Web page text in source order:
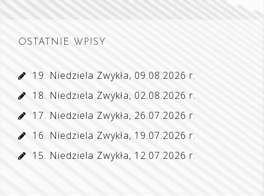
OSTATNIE WPISY
19. Niedziela Zwykła, 09.08.2026 r.
18. Niedziela Zwykła, 02.08.2026 r.
17. Niedziela Zwykła, 26.07.2026 r.
16. Niedziela Zwykła, 19.07.2026 r.
15. Niedziela Zwykła, 12.07.2026 r.